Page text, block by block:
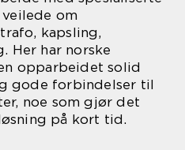
om
kapsling,
Her har norske
opparbeidet solid
gode forbindelser til
noe som gjør det
på kort tid.